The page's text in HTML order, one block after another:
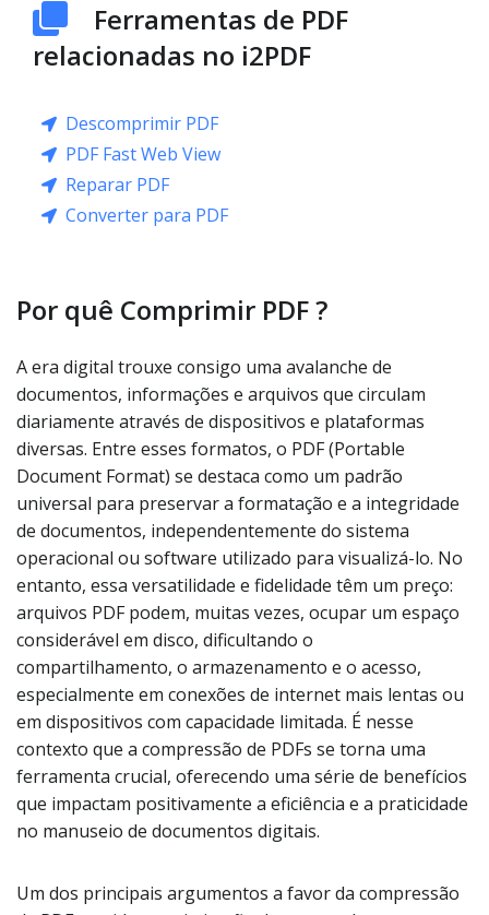
Ferramentas de PDF
relacionadas no i2PDF
Descomprimir PDF
PDF Fast Web View
Reparar PDF
Converter para PDF
Por quê Comprimir PDF ?
A era digital trouxe consigo uma avalanche de
documentos, informações e arquivos que circulam
diariamente através de dispositivos e plataformas
diversas. Entre esses formatos, o PDF (Portable
Document Format) se destaca como um padrão
universal para preservar a formatação e a integridade
de documentos, independentemente do sistema
operacional ou software utilizado para visualizá-lo. No
entanto, essa versatilidade e fidelidade têm um preço:
arquivos PDF podem, muitas vezes, ocupar um espaço
considerável em disco, dificultando o
compartilhamento, o armazenamento e o acesso,
especialmente em conexões de internet mais lentas ou
em dispositivos com capacidade limitada. É nesse
contexto que a compressão de PDFs se torna uma
ferramenta crucial, oferecendo uma série de benefícios
que impactam positivamente a eficiência e a praticidade
no manuseio de documentos digitais.
Um dos principais argumentos a favor da compressão